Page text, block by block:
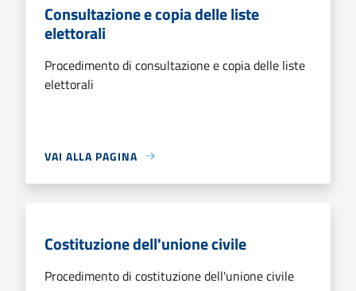
Consultazione e copia delle liste
elettorali
Procedimento di consultazione e copia delle liste
elettorali
VAI ALLA PAGINA
Costituzione dell'unione civile
Procedimento di costituzione dell'unione civile